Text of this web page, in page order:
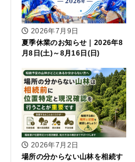
2026年7月9日
夏季休業のお知らせ｜2026年8
月8日(土)～8月16日(日)
2026年7月2日
場所の分からない山林を相続す